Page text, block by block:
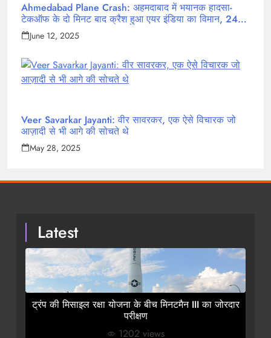
Ahmedabad Plane Crash: अहमदाबाद में भयानक हादसा-
टेकऑफ के दो मिनट बाद क्रैश हुआ एयर इंडिया का विमान, 242
लोग थे सवार
June 12, 2025
Veer Savarkar Jayanti: वीर सावरकर, एक ऐसे विचारक जो
आज़ादी से भी आगे की सोचते थे
May 28, 2025
Latest
ट्रंप की मिसाइल रक्षा योजना के बीच मिनटमैन III का जोरदार
परीक्षण
1202 views